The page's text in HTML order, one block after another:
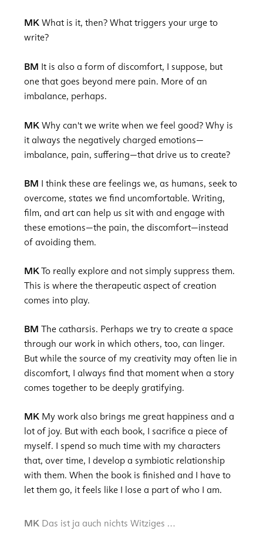
MK What is it, then? What triggers your urge to
write?
BM It is also a form of discomfort, I suppose, but
one that goes beyond mere pain. More of an
imbalance, perhaps.
MK Why can't we write when we feel good? Why is
it always the negatively charged emotions—
imbalance, pain, suffering—that drive us to create?
BM I think these are feelings we, as humans, seek to
overcome, states we find uncomfortable. Writing,
film, and art can help us sit with and engage with
these emotions—the pain, the discomfort—instead
of avoiding them.
MKTo really explore and not simply suppress them.
This is where the therapeutic aspect of creation
comes into play.
BM The catharsis. Perhaps we try to create a space
through our work in which others, too, can linger.
But while the source of my creativity may often lie in
discomfort, I always find that moment when a story
comes together to be deeply gratifying.
MK My work also brings me great happiness and a
lot of joy. But with each book, I sacrifice a piece of
myself. I spend so much time with my characters
that, over time, I develop a symbiotic relationship
with them. When the book is finished and I have to
let them go, it feels like I lose a part of who I am.
MK Das ist ja auch nichts Witziges …